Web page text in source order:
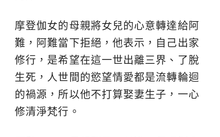
摩登伽女的母親將女兒的心意轉達給阿
難，阿難當下拒絕，他表示，自己出家
修行，是希望在這一世出離三界、了脫
生死，人世間的慾望情愛都是流轉輪迴
的禍源，所以他不打算娶妻生子，一心
修清淨梵行。